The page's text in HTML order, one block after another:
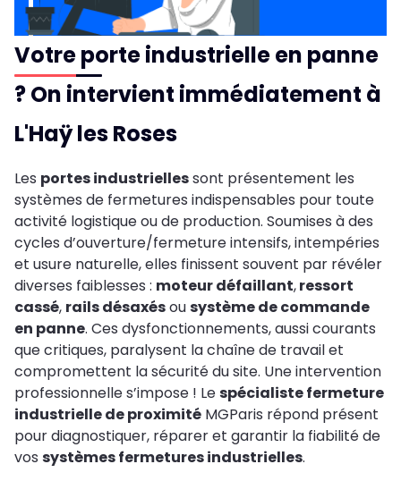
Votre porte industrielle en panne
? On intervient immédiatement à
L'Haÿ les Roses
Les portes industriellessont présentement les
systèmes de fermetures indispensables pour toute
activité logistique ou de production. Soumises à des
cycles d’ouverture/fermeture intensifs, intempéries
et usure naturelle, elles finissent souvent par révéler
diverses faiblesses : moteur défaillant,ressort
cassé, rails désaxésousystème de commande
en panne. Ces dysfonctionnements, aussi courants
que critiques, paralysent la chaîne de travail et
compromettent la sécurité du site. Une intervention
professionnelle s’impose ! Lespécialiste fermeture
industrielle de proximité MGParis répond présent
pour diagnostiquer, réparer et garantir la fiabilité de
vos systèmes fermetures industrielles.